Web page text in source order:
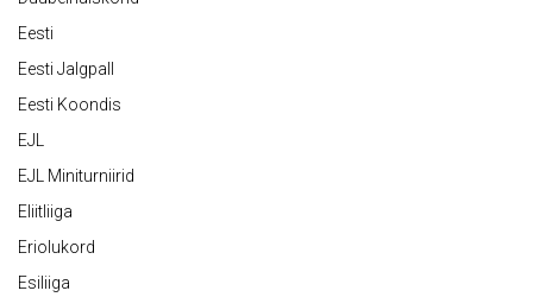
Eesti
Eesti Jalgpall
Eesti Koondis
EJL
EJL Miniturniirid
Eliitliiga
Eriolukord
Esiliiga